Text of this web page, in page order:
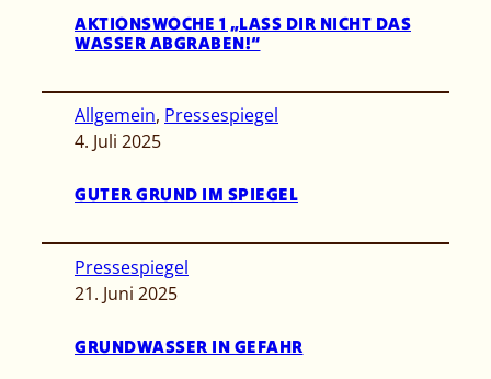
AKTIONSWOCHE 1 „LASS DIR NICHT DAS
WASSER ABGRABEN!“
Allgemein, Pressespiegel
4. Juli 2025
GUTER GRUND IM SPIEGEL
Pressespiegel
21. Juni 2025
GRUNDWASSER IN GEFAHR